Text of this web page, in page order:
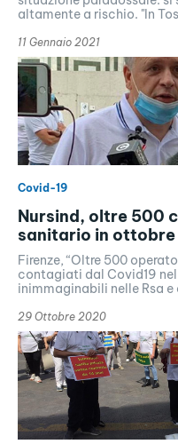
altamente a rischio. "In
11 Gennaio 2021
Covid-19
Nursind, oltre 500
sanitario in ottobre
Firenze, “Oltre 500
contagiati dal Covid19
inimmaginabili nelle Rsa
29 Ottobre 2020